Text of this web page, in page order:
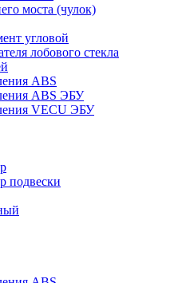
моста (чулок)
угловой
лобового стекла
ABS
ABS ЭБУ
VECU ЭБУ
подвески